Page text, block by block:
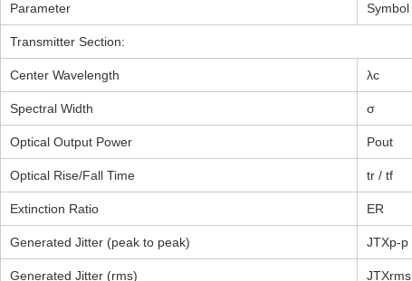
Parameter Symbol
Transmitter Section:
Center Wavelength λc
Spectral Width σ
Optical Output Power Pout
Optical Rise/Fall Time tr / tf
Extinction Ratio ER
Generated Jitter (peak to peak) JTXp-p
Generated Jitter (rms) JTXrms